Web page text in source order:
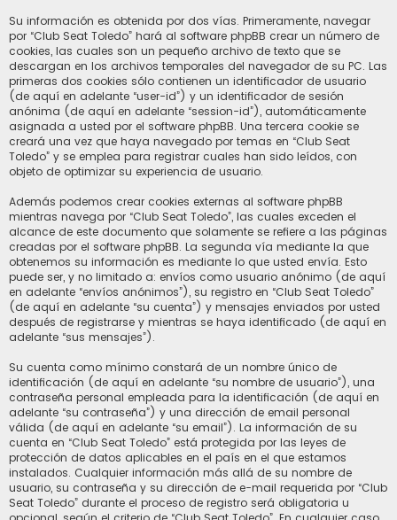
Su información es obtenida por dos vías. Primeramente, navegar
por “Club Seat Toledo” hará al software phpBB crear un número de
cookies, las cuales son un pequeño archivo de texto que se
descargan en los archivos temporales del navegador de su PC. Las
primeras dos cookies sólo contienen un identificador de usuario
(de aquí en adelante “user-id”) y un identificador de sesión
anónima (de aquí en adelante “session-id”), automáticamente
asignada a usted por el software phpBB. Una tercera cookie se
creará una vez que haya navegado por temas en “Club Seat
Toledo” y se emplea para registrar cuales han sido leídos, con
objeto de optimizar su experiencia de usuario.
Además podemos crear cookies externas al software phpBB
mientras navega por “Club Seat Toledo”, las cuales exceden el
alcance de este documento que solamente se refiere a las páginas
creadas por el software phpBB. La segunda vía mediante la que
obtenemos su información es mediante lo que usted envía. Esto
puede ser, y no limitado a: envíos como usuario anónimo (de aquí
en adelante “envíos anónimos”), su registro en “Club Seat Toledo”
(de aquí en adelante “su cuenta”) y mensajes enviados por usted
después de registrarse y mientras se haya identificado (de aquí en
adelante “sus mensajes”).
Su cuenta como mínimo constará de un nombre único de
identificación (de aquí en adelante “su nombre de usuario”), una
contraseña personal empleada para la identificación (de aquí en
adelante “su contraseña”) y una dirección de email personal
válida (de aquí en adelante “su email”). La información de su
cuenta en “Club Seat Toledo” está protegida por las leyes de
protección de datos aplicables en el país en el que estamos
instalados. Cualquier información más allá de su nombre de
usuario, su contraseña y su dirección de e-mail requerida por “Club
Seat Toledo” durante el proceso de registro será obligatoria u